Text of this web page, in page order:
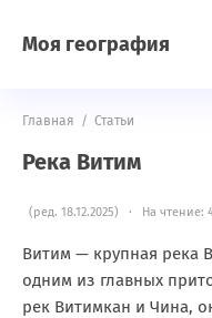
Моя география
Главная / Статьи
Река Витим
(ред. 18.12.2025) · На чтение:
Витим — крупная река
одним из главных
рек Витимкан и Чина,